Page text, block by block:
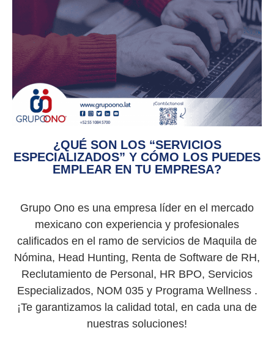
¿QUÉ SON LOS “SERVICIOS
ESPECIALIZADOS” Y CÓMO LOS PUEDES
EMPLEAR EN TU EMPRESA?
Grupo Ono es una empresa líder en el mercado
mexicano con experiencia y profesionales
calificados en el ramo de servicios de Maquila de
Nómina, Head Hunting, Renta de Software de RH,
Reclutamiento de Personal, HR BPO, Servicios
Especializados, NOM 035 y Programa Wellness .
¡Te garantizamos la calidad total, en cada una de
nuestras soluciones!